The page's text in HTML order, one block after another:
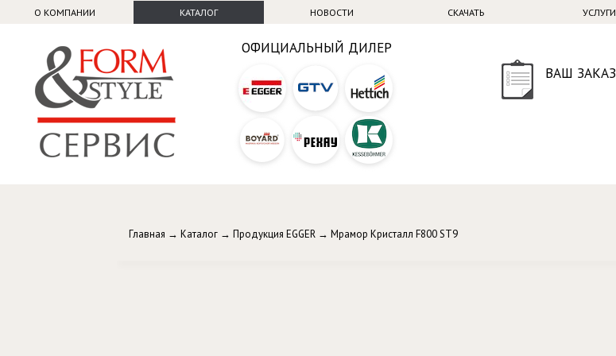
О КОМПАНИИ КАТАЛОГ НОВОСТИ СКАЧАТЬ УСЛУГИ
ОФИЦИАЛЬНЫЙ ДИЛЕР
ВАШ ЗАКАЗ
Главная → Каталог → Продукция EGGER → Мрамор Кристалл F800 ST9